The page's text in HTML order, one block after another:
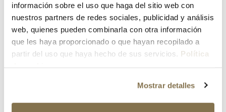
información sobre el uso que haga del sitio web con
nuestros partners de redes sociales, publicidad y análisis
web, quienes pueden combinarla con otra información
que les haya proporcionado o que hayan recopilado a
partir del uso que haya hecho de sus servicios. Política
Mostrar detalles
¿Has olvidado tu contraseña?